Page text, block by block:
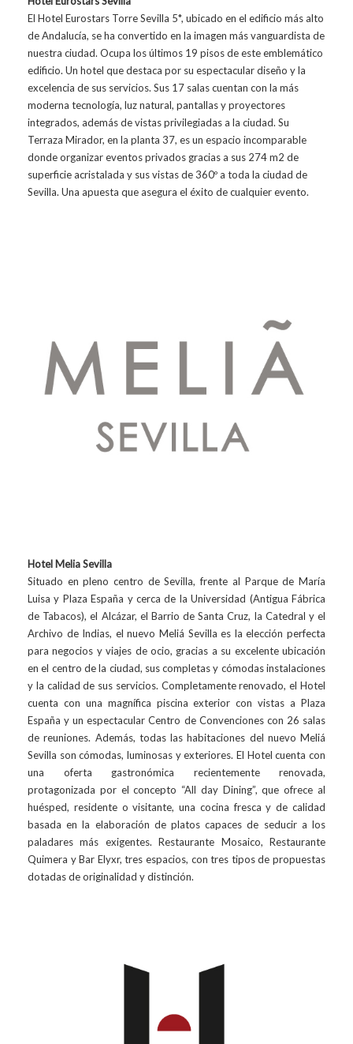
El Hotel Eurostars Torre Sevilla 5*, ubicado en el edificio más alto
de Andalucía, se ha convertido en la imagen más vanguardista de
nuestra ciudad. Ocupa los últimos 19 pisos de este emblemático
edificio. Un hotel que destaca por su espectacular diseño y la
excelencia de sus servicios. Sus 17 salas cuentan con la más
moderna tecnología, luz natural, pantallas y proyectores
integrados, además de vistas privilegiadas a la ciudad. Su
Terraza Mirador, en la planta 37, es un espacio incomparable
donde organizar eventos privados gracias a sus 274 m2 de
superficie acristalada y sus vistas de 360º a toda la ciudad de
Sevilla. Una apuesta que asegura el éxito de cualquier evento.
Hotel Melia Sevilla
Situado en pleno centro de Sevilla, frente al Parque de María
Luisa y Plaza España y cerca de la Universidad (Antigua Fábrica
de Tabacos), el Alcázar, el Barrio de Santa Cruz, la Catedral y el
Archivo de Indias, el nuevo Meliá Sevilla es la elección perfecta
para negocios y viajes de ocio, gracias a su excelente ubicación
en el centro de la ciudad, sus completas y cómodas instalaciones
y la calidad de sus servicios. Completamente renovado, el Hotel
cuenta con una magnífica piscina exterior con vistas a Plaza
España y un espectacular Centro de Convenciones con 26 salas
de reuniones. Además, todas las habitaciones del nuevo Meliá
Sevilla son cómodas, luminosas y exteriores. El Hotel cuenta con
una oferta gastronómica recientemente renovada,
protagonizada por el concepto “All day Dining”, que ofrece al
huésped, residente o visitante, una cocina fresca y de calidad
basada en la elaboración de platos capaces de seducir a los
paladares más exigentes. Restaurante Mosaico, Restaurante
Quimera y Bar Elyxr, tres espacios, con tres tipos de propuestas
dotadas de originalidad y distinción.